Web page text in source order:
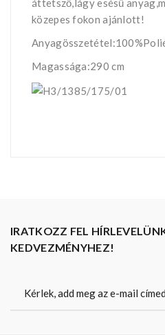
áttetsző,lágy esésű
közepes fokon ajánlott!
Magassága:290 cm
IRATKOZZ FEL
KEDVEZMÉNYHEZ!